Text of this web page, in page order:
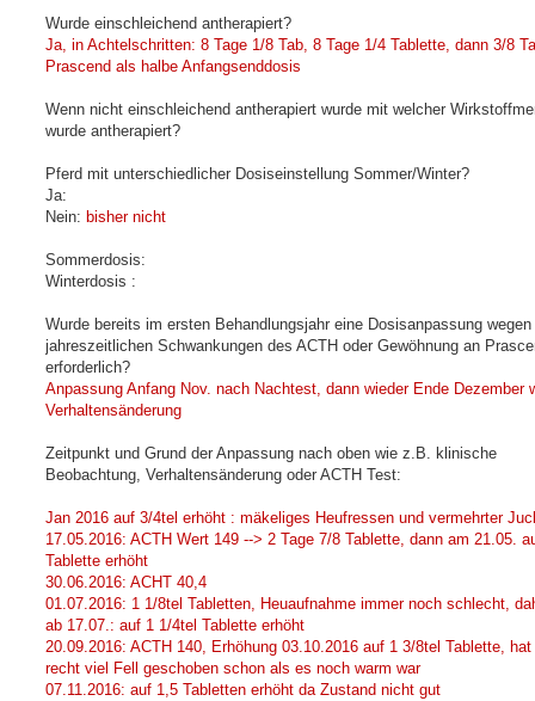
Wurde einschleichend antherapiert?
Ja, in Achtelschritten: 8 Tage 1/8 Tab, 8 Tage 1/4 Tablette, dann 3/8
Prascend als halbe Anfangsenddosis
Wenn nicht einschleichend antherapiert wurde mit welcher
wurde antherapiert?
Pferd mit unterschiedlicher Dosiseinstellung Sommer/Winter?
Ja:
Nein: bisher nicht
Sommerdosis:
Winterdosis :
Wurde bereits im ersten Behandlungsjahr eine Dosisanpassung wegen
jahreszeitlichen Schwankungen des ACTH oder Gewöhnung an
erforderlich?
Anpassung Anfang Nov. nach Nachtest, dann wieder Ende Dezember
Verhaltensänderung
Zeitpunkt und Grund der Anpassung nach oben wie z.B. klinische
Beobachtung, Verhaltensänderung oder ACTH Test:
Jan 2016 auf 3/4tel erhöht : mäkeliges Heufressen und vermehrter
17.05.2016: ACTH Wert 149 --> 2 Tage 7/8 Tablette, dann am 21.05.
Tablette erhöht
30.06.2016: ACHT 40,4
01.07.2016: 1 1/8tel Tabletten, Heuaufnahme immer noch schlecht,
ab 17.07.: auf 1 1/4tel Tablette erhöht
20.09.2016: ACTH 140, Erhöhung 03.10.2016 auf 1 3/8tel Tablette,
recht viel Fell geschoben schon als es noch warm war
07.11.2016: auf 1,5 Tabletten erhöht da Zustand nicht gut